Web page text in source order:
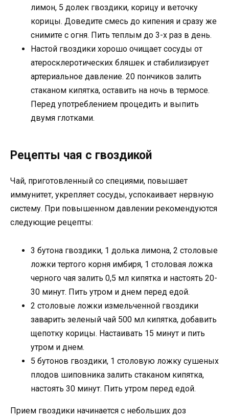
лимон, 5 долек гвоздики, корицу и веточку
корицы. Доведите смесь до кипения и сразу же
снимите с огня. Пить теплым до 3-х раз в день.
Настой гвоздики хорошо очищает сосуды от
атеросклеротических бляшек и стабилизирует
артериальное давление. 20 пончиков залить
стаканом кипятка, оставить на ночь в термосе.
Перед употреблением процедить и выпить
двумя глотками.
Рецепты чая с гвоздикой
Чай, приготовленный со специями, повышает
иммунитет, укрепляет сосуды, успокаивает нервную
систему. При повышенном давлении рекомендуются
следующие рецепты:
3 бутона гвоздики, 1 долька лимона, 2 столовые
ложки тертого корня имбиря, 1 столовая ложка
черного чая залить 0,5 мл кипятка и настоять 20-
30 минут. Пить утром и днем перед едой.
2 столовые ложки измельченной гвоздики
заварить зеленый чай 500 мл кипятка, добавить
щепотку корицы. Настаивать 15 минут и пить
утром и днем.
5 бутонов гвоздики, 1 столовую ложку сушеных
плодов шиповника залить стаканом кипятка,
настоять 30 минут. Пить утром перед едой.
Прием гвоздики начинается с небольших доз